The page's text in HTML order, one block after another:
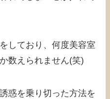
しており、何度美容室
数えられません(笑)
惑を乗り切った方法を